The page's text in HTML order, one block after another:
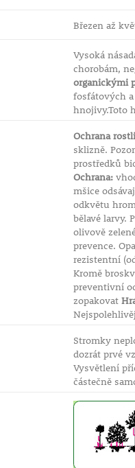
Březen až
Vysoká
chorobám,
organickými
fosfátových
hnojivy.Toto
Ochrana
sklizně.
prostředků
Ochrana:
mšice
odkvětu
bělavé larvy.
olivově
prevence.
rezistentní
Kromě
preventivní
zopakovat
Stromky
dozrát prvé
Vysvětlení
částečně